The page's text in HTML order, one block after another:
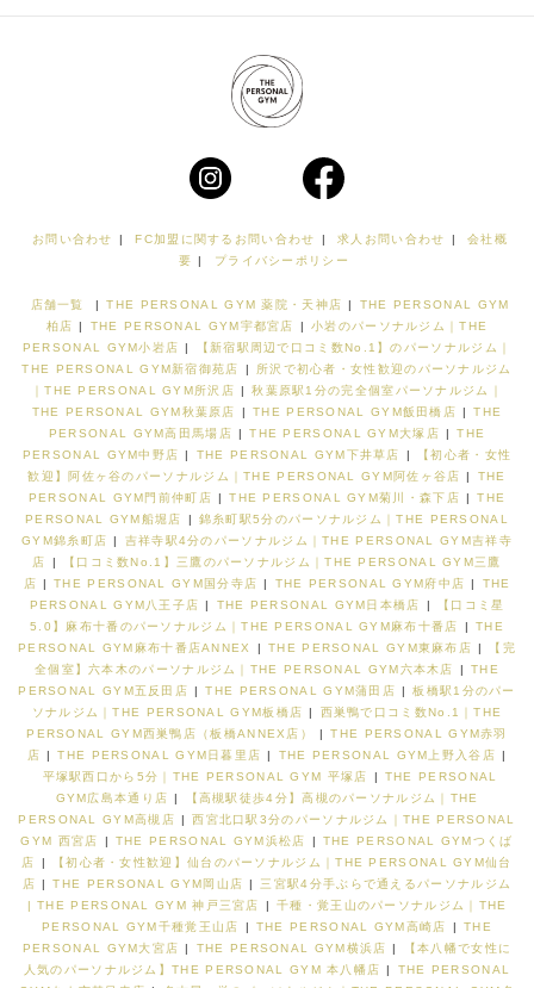
お問い合わせ | FC加盟に関するお問い合わせ | 求人お問い合わせ |
会社概
要 | プライバシーポリシー
店舗一覧 THE PERSONAL GYM 薬院・天神店
THE PERSONAL GYM
柏店
THE PERSONAL GYM宇都宮店
小岩のパーソナルジム｜THE
PERSONAL GYM小岩店
【新宿駅周辺で口コミ数No.1】のパーソナルジム｜
THE PERSONAL GYM新宿御苑店
所沢で初心者・女性歓迎のパーソナルジム
｜THE PERSONAL GYM所沢店
秋葉原駅1分の完全個室パーソナルジム｜
THE PERSONAL GYM秋葉原店
THE PERSONAL GYM飯田橋店
THE
PERSONAL GYM高田馬場店
THE PERSONAL GYM大塚店
THE
PERSONAL GYM中野店
THE PERSONAL GYM下井草店
【初心者・女性
歓迎】阿佐ヶ谷のパーソナルジム｜THE PERSONAL GYM阿佐ヶ谷店
THE
PERSONAL GYM門前仲町店
THE PERSONAL GYM菊川・森下店
THE
PERSONAL GYM船堀店
錦糸町駅5分のパーソナルジム｜THE PERSONAL
GYM錦糸町店
吉祥寺駅4分のパーソナルジム｜THE PERSONAL GYM吉祥寺
店
【口コミ数No.1】三鷹のパーソナルジム｜THE PERSONAL GYM三鷹
店
THE PERSONAL GYM国分寺店 THE PERSONAL GYM府中店
THE
PERSONAL GYM八王子店
THE PERSONAL GYM日本橋店
【口コミ星
5.0】麻布十番のパーソナルジム｜THE PERSONAL GYM麻布十番店
THE
PERSONAL GYM麻布十番店ANNEX
THE PERSONAL GYM東麻布店
【完
全個室】六本木のパーソナルジム｜THE PERSONAL GYM六本木店
THE
PERSONAL GYM五反田店
THE PERSONAL GYM蒲田店
板橋駅1分のパー
ソナルジム｜THE PERSONAL GYM板橋店
西巣鴨で口コミ数No.1｜THE
PERSONAL GYM西巣鴨店（板橋ANNEX店）
THE PERSONAL GYM赤羽
店
THE PERSONAL GYM日暮里店 THE PERSONAL GYM上野入谷店
平塚駅西口から5分｜THE PERSONAL GYM 平塚店
THE PERSONAL
GYM広島本通り店
【高槻駅徒歩4分】高槻のパーソナルジム｜THE
PERSONAL GYM高槻店
西宮北口駅3分のパーソナルジム｜THE PERSONAL
GYM 西宮店
THE PERSONAL GYM浜松店
THE PERSONAL GYMつくば
店
【初心者・女性歓迎】仙台のパーソナルジム｜THE PERSONAL GYM仙台
店
THE PERSONAL GYM岡山店
三宮駅4分手ぶらで通えるパーソナルジム
| THE PERSONAL GYM 神戸三宮店
千種・覚王山のパーソナルジム｜THE
PERSONAL GYM千種覚王山店
THE PERSONAL GYM高崎店
THE
PERSONAL GYM大宮店
THE PERSONAL GYM横浜店
【本八幡で女性に
人気のパーソナルジム】THE PERSONAL GYM 本八幡店
THE PERSONAL